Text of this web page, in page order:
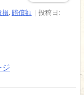
損,賠償額| 投稿日: